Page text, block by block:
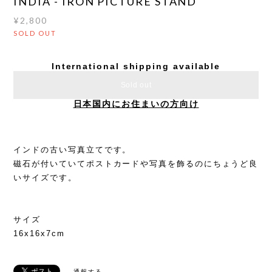
¥2,800
SOLD OUT
International shipping available
日本国内にお住まいの方向け
インドの古い写真立てです。
磁石が付いていてポストカードや写真を飾るのにちょうど良
いサイズです。
サイズ
16x16x7cm